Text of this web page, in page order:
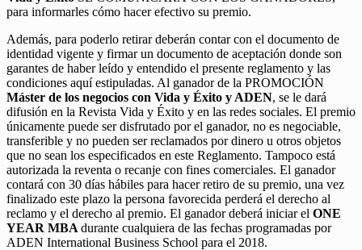
para informarles cómo hacer efectivo su premio.
Además, para poderlo retirar deberán contar con el documento de
identidad vigente y firmar un documento de aceptación donde son
garantes de haber leído y entendido el presente reglamento y las
condiciones aquí estipuladas. Al ganador de la PROMOCIÓN
Máster de los negocios con Vida y Éxito y ADEN, se le dará
difusión en la Revista Vida y Éxito y en las redes sociales. El premio
únicamente puede ser disfrutado por el ganador, no es negociable,
transferible y no pueden ser reclamados por dinero u otros objetos
que no sean los especificados en este Reglamento. Tampoco está
autorizada la reventa o recanje con fines comerciales. El ganador
contará con 30 días hábiles para hacer retiro de su premio, una vez
finalizado este plazo la persona favorecida perderá el derecho al
reclamo y el derecho al premio. El ganador deberá iniciar el ONE
YEAR MBA durante cualquiera de las fechas programadas por
ADEN International Business School para el 2018.